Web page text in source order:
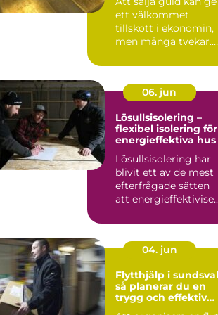
ett välkommet
tillskott i ekonomin,
men många tvekar.
guldet ä...
06. jun
Lösullsisolering –
flexibel isolering för
energieffektiva hus
Lösullsisolering har
blivit ett av de mest
efterfrågade sätten
att
04. jun
Flytthjälp i
så planerar du en
trygg och effektiv